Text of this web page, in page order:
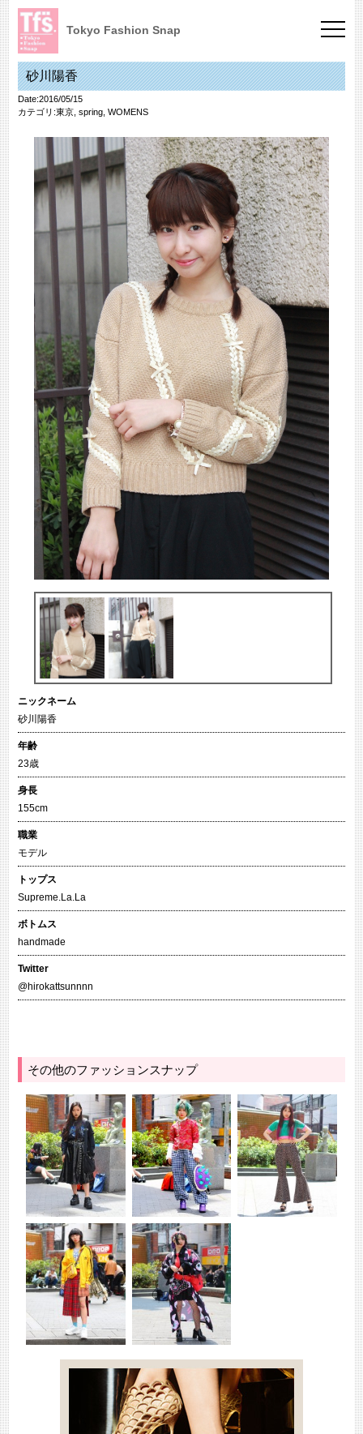
Tokyo Fashion Snap
砂川陽香
Date:2016/05/15
カテゴリ:東京, spring, WOMENS
ニックネーム
砂川陽香
年齢
23歳
身長
155cm
職業
モデル
トップス
Supreme.La.La
ボトムス
handmade
Twitter
@hirokattsunnnn
その他のファッションスナップ